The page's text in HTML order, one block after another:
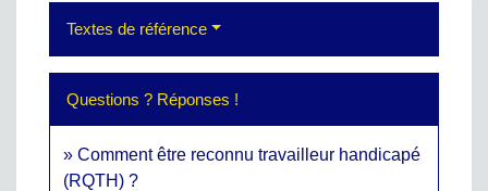
Textes de référence
Questions ? Réponses !
Comment être reconnu travailleur handicapé
(RQTH) ?